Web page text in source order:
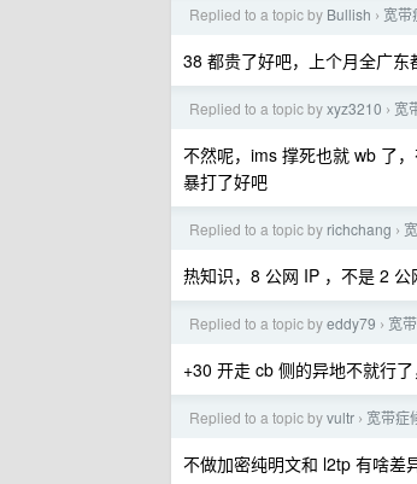
Replied to a topic by Bullish › 宽带
38 都贵了好吧，上个月全广东
Replied to a topic byxyz3210 › 宽
不然呢，ims 撑死也就 wb 了
暴打了好吧
Replied to a topic by richchang ›
热知识，8 公网 IP ，不是 2 公
Replied to a topic byeddy79 › 宽
+30 开走 cb 侧的异地不就行
Replied to a topic byvultr › 宽带症
不做加密纯明文和 l2tp 有啥差